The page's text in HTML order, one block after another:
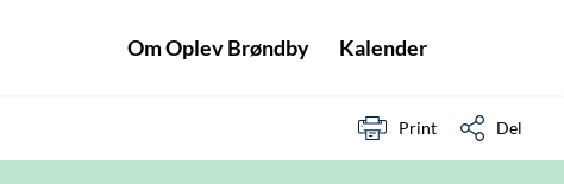
Om Oplev Brøndby Kalender
Print Del